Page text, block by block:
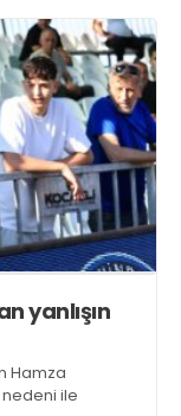
yanlışın
Hamza
ile